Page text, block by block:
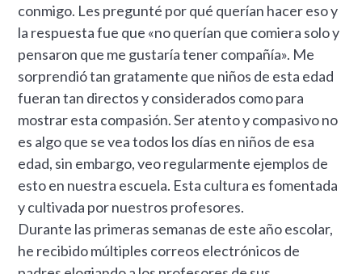
conmigo. Les pregunté por qué querían hacer eso y
la respuesta fue que «no querían que comiera solo y
pensaron que me gustaría tener compañía». Me
sorprendió tan gratamente que niños de esta edad
fueran tan directos y considerados como para
mostrar esta compasión. Ser atento y compasivo no
es algo que se vea todos los días en niños de esa
edad, sin embargo, veo regularmente ejemplos de
esto en nuestra escuela. Esta cultura es fomentada
y cultivada por nuestros profesores.
Durante las primeras semanas de este año escolar,
he recibido múltiples correos electrónicos de